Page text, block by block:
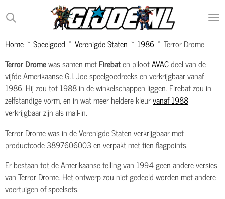
Ga
direct
de
Home » Speelgoed » Verenigde Staten » 1986 » Terror Drome
Terror Dromewas samen metFirebaten pilootAVACdeel van de
vijfde Amerikaanse G.I. Joe speelgoedreeks en verkrijgbaar vanaf
1986. Hij zou tot 1988 in de winkelschappen liggen. Firebat zou in
zelfstandige vorm, en in wat meer heldere kleurvanaf 1988
verkrijgbaar zijn als mail-in.
Terror Drome was in de Verenigde Staten verkrijgbaar met
productcode 3897606003 en verpakt met tien flagpoints.
Er bestaan tot de Amerikaanse telling van 1994 geen andere versies
van Terror Drome. Het ontwerp zou niet gedeeld worden met andere
voertuigen of speelsets.